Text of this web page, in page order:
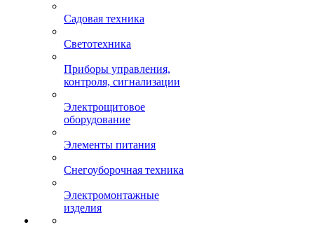
Садовая техника
Светотехника
Приборы управления,
контроля, сигнализации
Электрощитовое
оборудование
Элементы питания
Снегоуборочная техника
Электромонтажные
изделия